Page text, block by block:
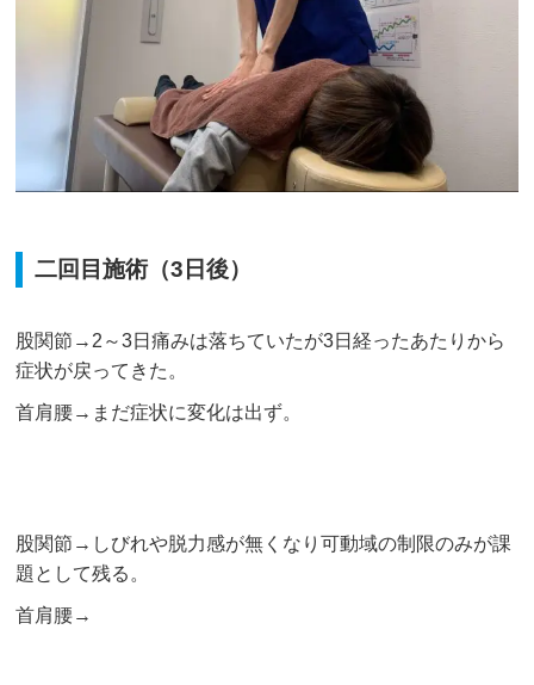
二回目施術（3日後）
股関節→2～3日痛みは落ちていたが3日経ったあたりから
症状が戻ってきた。
首肩腰→まだ症状に変化は出ず。
股関節→しびれや脱力感が無くなり可動域の制限のみが課
題として残る。
首肩腰→